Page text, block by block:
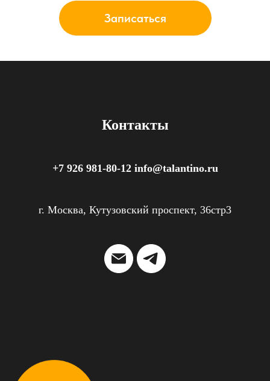
Записаться
Контакты
+7 926 981-80-12 info@talantino.ru
г. Москва, Кутузовский проспект, 36стр3